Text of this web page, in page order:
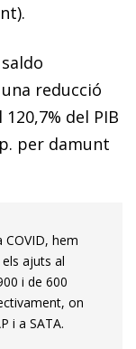
reducció
del PIB
per damunt
COVID, hem
ajuts al
i de 600
on
i a SATA.